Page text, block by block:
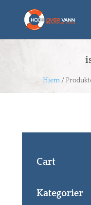
Hjem/
Cart
Kategorier